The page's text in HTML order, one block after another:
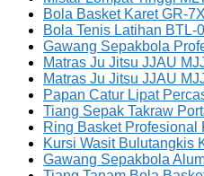
Bola Basket Karet GR-
Bola Tenis Latihan BTL-
Gawang Sepakbola
Matras Ju Jitsu JJAU
Matras Ju Jitsu JJAU
Papan Catur Lipat
Tiang Sepak Takraw
Ring Basket Profesional
Kursi Wasit Bulutangkis
Gawang Sepakbola